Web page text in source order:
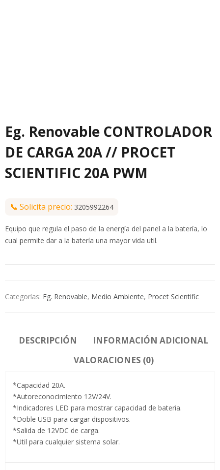
Eg. Renovable CONTROLADOR
DE CARGA 20A // PROCET
SCIENTIFIC 20A PWM
📞 Solicita precio: 3205992264
Equipo que regula el paso de la energía del panel a la batería, lo
cual permite dar a la batería una mayor vida util.
Categorías: Eg. Renovable, Medio Ambiente, Procet Scientific
DESCRIPCIÓN
INFORMACIÓN ADICIONAL
VALORACIONES (0)
*Capacidad 20A.
*Autoreconocimiento 12V/24V.
*Indicadores LED para mostrar capacidad de bateria.
*Doble USB para cargar dispositivos.
*Salida de 12VDC de carga.
*Util para cualquier sistema solar.